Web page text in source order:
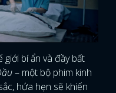
bí ẩn và đầy bất
– một bộ phim kinh
hứa hẹn sẽ khiến